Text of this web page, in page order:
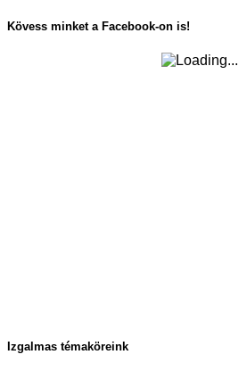
Kövess minket a Facebook-on is!
Izgalmas témaköreink